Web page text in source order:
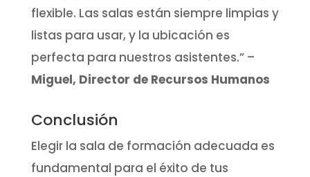
flexible. Las salas están siempre limpias y
listas para usar, y la ubicación es
perfecta para nuestros asistentes.” –
Miguel, Director de Recursos Humanos
Conclusión
Elegir la sala de formación adecuada es
fundamental para el éxito de tus